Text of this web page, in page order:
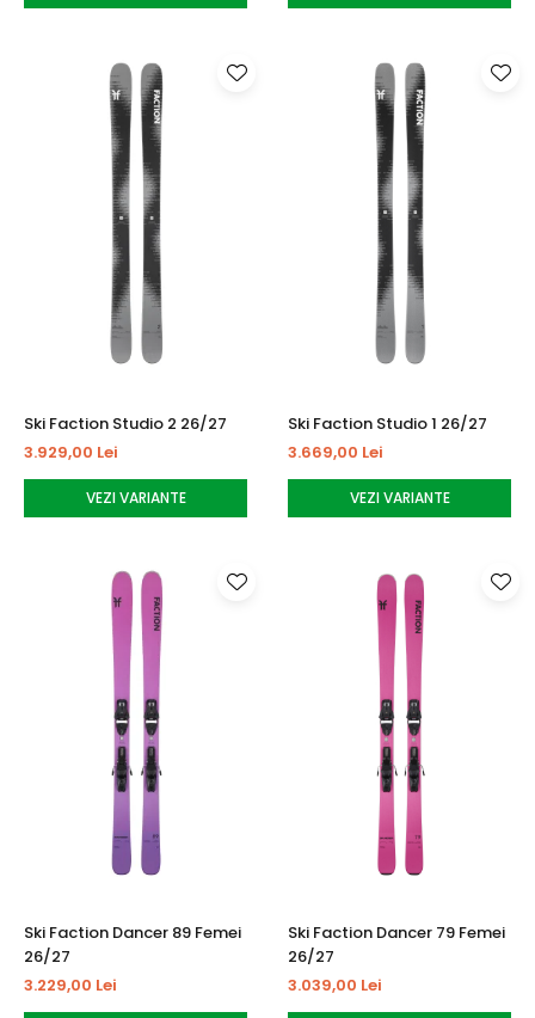
Ski Faction Studio 2 26/27
3.929,00 Lei
VEZI VARIANTE
Ski Faction Studio 1 26/27
3.669,00 Lei
VEZI VARIANTE
Ski Faction Dancer 89 Femei
26/27
3.229,00 Lei
Ski Faction Dancer 79 Femei
26/27
3.039,00 Lei